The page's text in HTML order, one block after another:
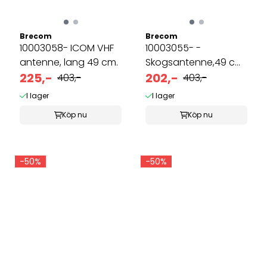
Brecom
10003058- ICOM VHF
antenne, lang 49 cm.
225,- 403,-
I lager
Köp nu
Brecom
10003055- -
Skogsantenne,49 cm.
TNC
202,- 403,-
I lager
Köp nu
-50% -50%